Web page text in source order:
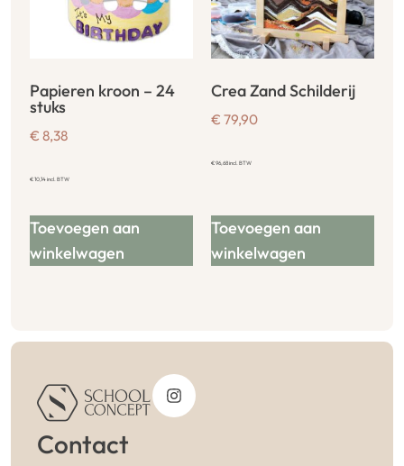
Papieren kroon – 24
stuks
€ 8,38
€10,14incl. BTW
Toevoegen aan
winkelwagen
Crea Zand Schilderij
€ 79,90
€96,68incl. BTW
Toevoegen aan
winkelwagen
Contact